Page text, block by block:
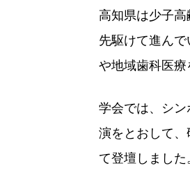
高知県は少子
先駆けて進ん
や地域歯科医療
学会では、シ
演をとおして
て登壇しました